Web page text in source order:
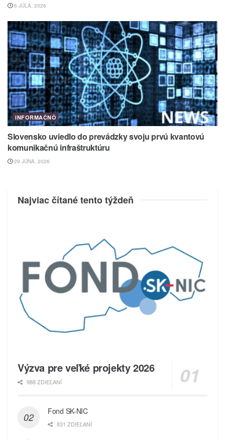
6 JÚLA, 2026
INFORMAČNÔ
Slovensko uviedlo do prevádzky svoju prvú kvantovú
komunikačnú infraštruktúru
29 JÚNA, 2026
Najviac čítané tento týždeň
Výzva pre veľké projekty 2026
988 ZDIEĽANÍ
Fond SK-NIC
831 ZDIEĽANÍ